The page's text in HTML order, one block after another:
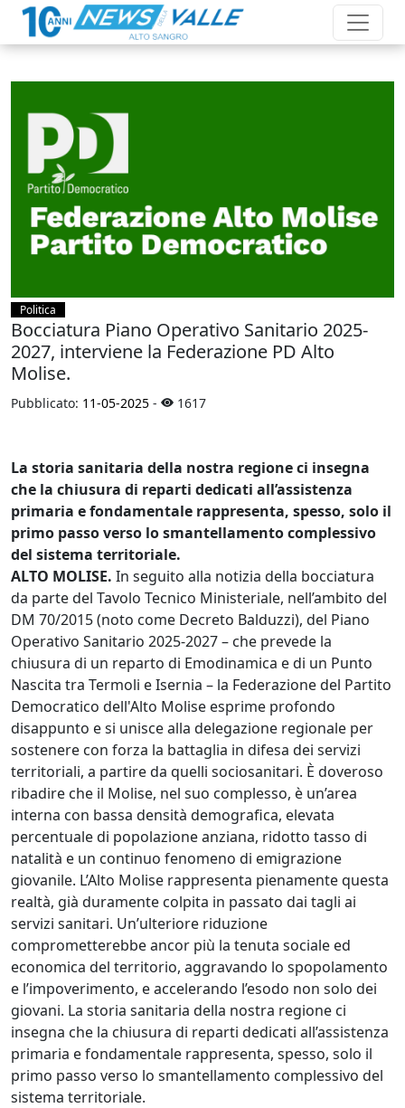
Politica
Bocciatura Piano Operativo Sanitario 2025-
2027, interviene la Federazione PD Alto
Molise.
Pubblicato: 11-05-2025 - 1617
La storia sanitaria della nostra regione ci insegna
che la chiusura di reparti dedicati all’assistenza
primaria e fondamentale rappresenta, spesso, solo il
primo passo verso lo smantellamento complessivo
del sistema territoriale.
ALTO MOLISE. In seguito alla notizia della bocciatura
da parte del Tavolo Tecnico Ministeriale, nell’ambito del
DM 70/2015 (noto come Decreto Balduzzi), del Piano
Operativo Sanitario 2025-2027 – che prevede la
chiusura di un reparto di Emodinamica e di un Punto
Nascita tra Termoli e Isernia – la Federazione del Partito
Democratico dell'Alto Molise esprime profondo
disappunto e si unisce alla delegazione regionale per
sostenere con forza la battaglia in difesa dei servizi
territoriali, a partire da quelli sociosanitari. È doveroso
ribadire che il Molise, nel suo complesso, è un’area
interna con bassa densità demografica, elevata
percentuale di popolazione anziana, ridotto tasso di
natalità e un continuo fenomeno di emigrazione
giovanile. L’Alto Molise rappresenta pienamente questa
realtà, già duramente colpita in passato dai tagli ai
servizi sanitari. Un’ulteriore riduzione
comprometterebbe ancor più la tenuta sociale ed
economica del territorio, aggravando lo spopolamento
e l’impoverimento, e accelerando l’esodo non solo dei
giovani. La storia sanitaria della nostra regione ci
insegna che la chiusura di reparti dedicati all’assistenza
primaria e fondamentale rappresenta, spesso, solo il
primo passo verso lo smantellamento complessivo del
sistema territoriale.